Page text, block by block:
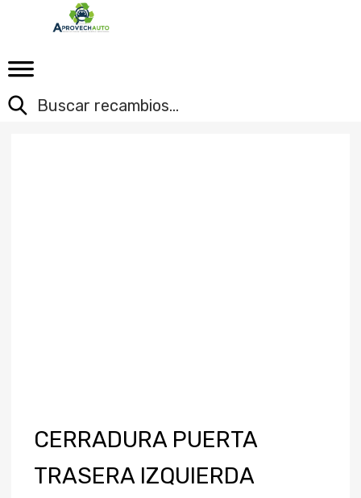
CERRADURA PUERTA
TRASERA IZQUIERDA